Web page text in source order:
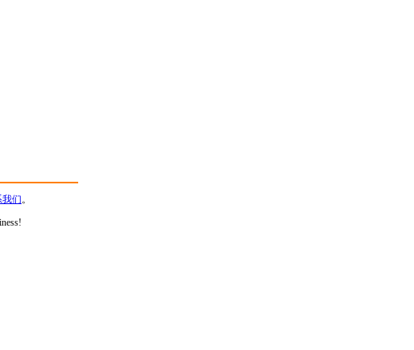
我们。